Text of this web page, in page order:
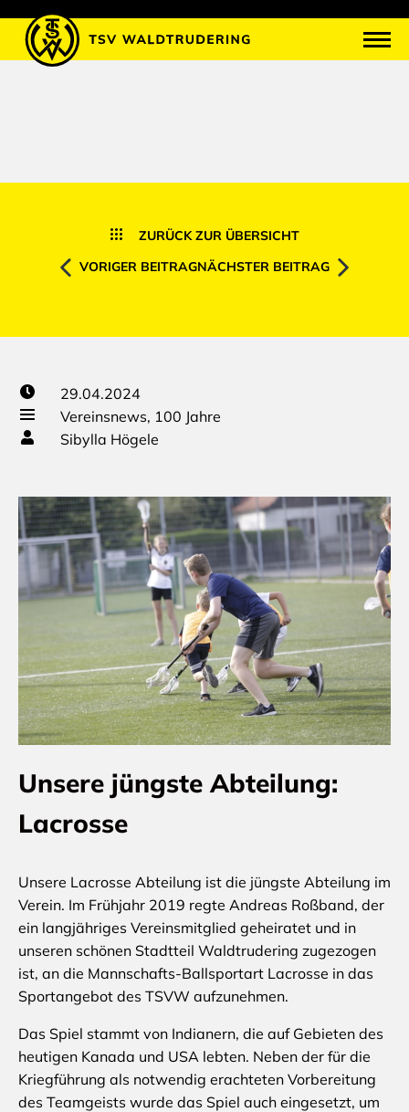
ZURÜCK ZUR ÜBERSICHT
VORIGER BEITRAGNÄCHSTER BEITRAG
29.04.2024
Vereinsnews, 100 Jahre
Sibylla Högele
Unsere jüngste Abteilung:
Lacrosse
Unsere Lacrosse Abteilung ist die jüngste Abteilung im
Verein. Im Frühjahr 2019 regte Andreas Roßband, der
ein langjähriges Vereinsmitglied geheiratet und in
unseren schönen Stadtteil Waldtrudering zugezogen
ist, an die Mannschafts-Ballsportart Lacrosse in das
Sportangebot des TSVW aufzunehmen.
Das Spiel stammt von Indianern, die auf Gebieten des
heutigen Kanada und USA lebten. Neben der für die
Kriegführung als notwendig erachteten Vorbereitung
des Teamgeists wurde das Spiel auch eingesetzt, um